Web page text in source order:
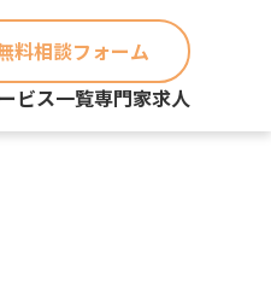
料相談フォーム
ビス一覧専門家求人